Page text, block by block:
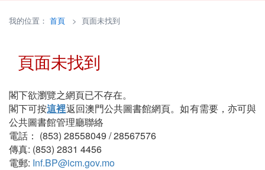
我的位置： 首頁 > 頁面未找到
頁面未找到
閣下欲瀏覽之網頁已不存在。
閣下可按這裡返回澳門公共圖書館網頁。如有需要，亦可與
公共圖書館管理廳聯絡
電話： (853) 28558049 / 28567576
傳真: (853) 2831 4456
電郵: Inf.BP@icm.gov.mo